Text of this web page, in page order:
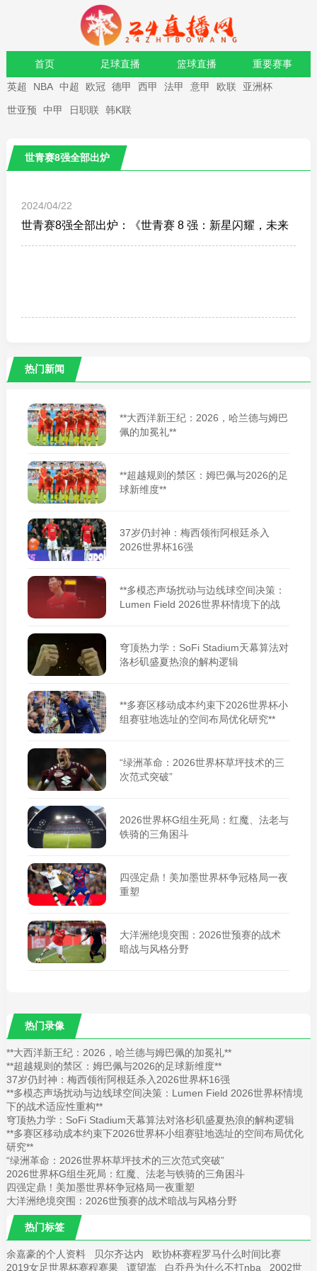
首页 足球直播 篮球直播 重要赛事
资讯 录像
英超 NBA 中超 欧冠 德甲 西甲 法甲 意甲 欧联 亚洲杯
世亚预 中甲 日职联 韩K联
世青赛8强全部出炉
2024/04/22
世青赛8强全部出炉：《世青赛 8 强：新星闪耀，未来
热门新闻
**大西洋新王纪：2026，哈兰德与姆巴
佩的加冕礼**
**超越规则的禁区：姆巴佩与2026的足
球新维度**
37岁仍封神：梅西领衔阿根廷杀入
2026世界杯16强
**多模态声场扰动与边线球空间决策：
Lumen Field 2026世界杯情境下的战
穹顶热力学：SoFi Stadium天幕算法对
洛杉矶盛夏热浪的解构逻辑
**多赛区移动成本约束下2026世界杯小
组赛驻地选址的空间布局优化研究**
“绿洲革命：2026世界杯草坪技术的三
次范式突破”
2026世界杯G组生死局：红魔、法老与
铁骑的三角困斗
四强定鼎！美加墨世界杯争冠格局一夜
重塑
大洋洲绝境突围：2026世预赛的战术
暗战与风格分野
热门录像
**大西洋新王纪：2026，哈兰德与姆巴佩的加冕礼**
**超越规则的禁区：姆巴佩与2026的足球新维度**
37岁仍封神：梅西领衔阿根廷杀入2026世界杯16强
**多模态声场扰动与边线球空间决策：Lumen Field 2026世界杯情境
下的战术适应性重构**
穹顶热力学：SoFi Stadium天幕算法对洛杉矶盛夏热浪的解构逻辑
**多赛区移动成本约束下2026世界杯小组赛驻地选址的空间布局优化
研究**
“绿洲革命：2026世界杯草坪技术的三次范式突破”
2026世界杯G组生死局：红魔、法老与铁骑的三角困斗
四强定鼎！美加墨世界杯争冠格局一夜重塑
大洋洲绝境突围：2026世预赛的战术暗战与风格分野
热门标签
余嘉豪的个人资料 贝尔齐达内
欧协杯赛程罗马什么时间比赛
2019女足世界杯赛程赛果
谭望嵩 白乔丹为什么不打nba 2002世